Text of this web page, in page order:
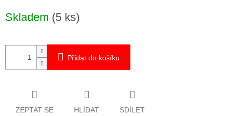
cena:
Skladem (5 ks)
Přidat do košíku
ZEPTAT SE HLÍDAT SDÍLET